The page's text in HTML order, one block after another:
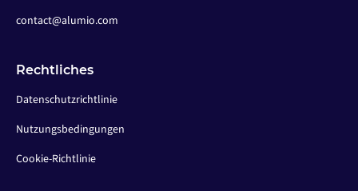
contact@alumio.com
Rechtliches
Datenschutzrichtlinie
Nutzungsbedingungen
Cookie-Richtlinie